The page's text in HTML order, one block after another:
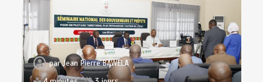
parJean Pierre BAWELA